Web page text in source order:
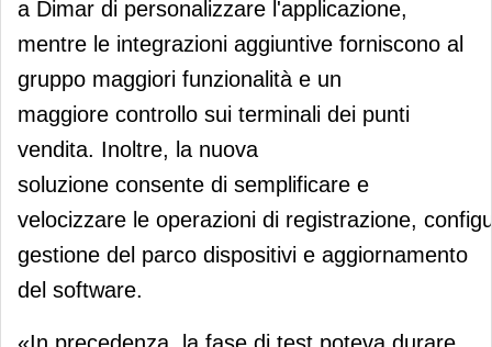
a Dimar di personalizzare l'applicazione,
mentre le integrazioni aggiuntive forniscono al
gruppo maggiori funzionalità e un
maggiore controllo sui terminali dei punti
vendita. Inoltre, la nuova
soluzione consente di semplificare e
velocizzare le operazioni di registrazione,
gestione del parco dispositivi e aggiornamento
del software.